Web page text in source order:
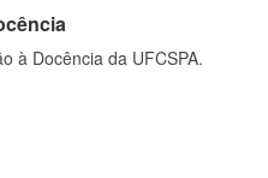
à Docência da UFCSPA.